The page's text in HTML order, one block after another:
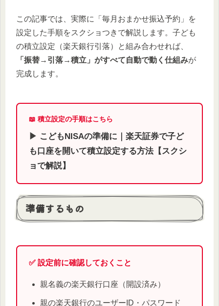
この記事では、実際に「毎月おまかせ振込予約」を
設定した手順をスクショつきで解説します。子ども
の積立設定（楽天銀行引落）と組み合わせれば、
「振替→引落→積立」がすべて自動で動く仕組みが
完成します。
📖 積立設定の手順はこちら
▶︎ こどもNISAの準備に｜楽天証券で子ど
も口座を開いて積立設定する方法【スクシ
ョで解説】
準備するもの
✅ 設定前に確認しておくこと
親名義の楽天銀行口座（開設済み）
親の楽天銀行のユーザーID・パスワード